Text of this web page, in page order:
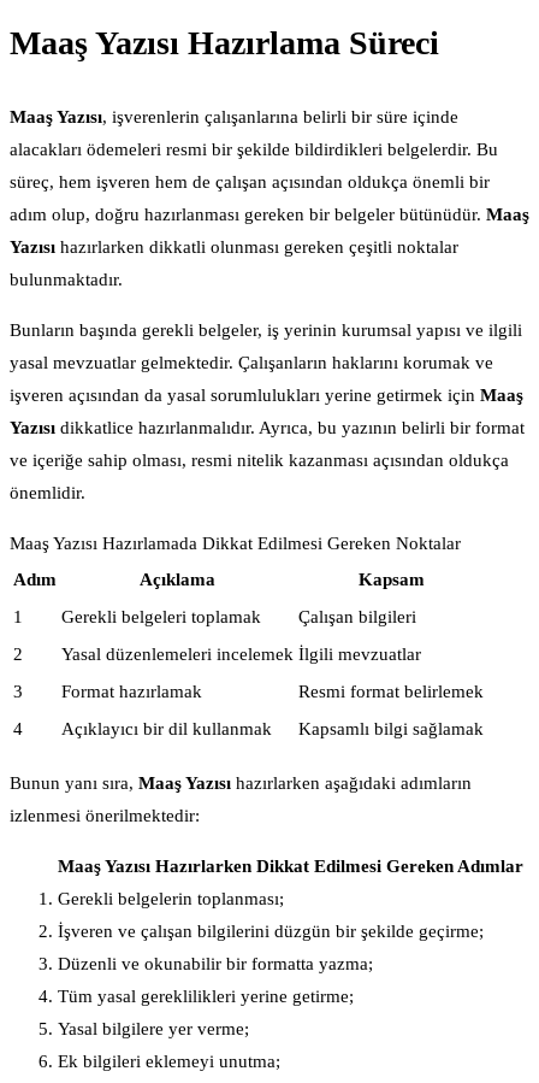
Maaş Yazısı Hazırlama Süreci
Maaş Yazısı, işverenlerin çalışanlarına belirli bir süre içinde
alacakları ödemeleri resmi bir şekilde bildirdikleri belgelerdir. Bu
süreç, hem işveren hem de çalışan açısından oldukça önemli bir
adım olup, doğru hazırlanması gereken bir belgeler bütünüdür. Maaş
Yazısı hazırlarken dikkatli olunması gereken çeşitli noktalar
bulunmaktadır.
Bunların başında gerekli belgeler, iş yerinin kurumsal yapısı ve ilgili
yasal mevzuatlar gelmektedir. Çalışanların haklarını korumak ve
işveren açısından da yasal sorumlulukları yerine getirmek için Maaş
Yazısı dikkatlice hazırlanmalıdır. Ayrıca, bu yazının belirli bir format
ve içeriğe sahip olması, resmi nitelik kazanması açısından oldukça
önemlidir.
Maaş Yazısı Hazırlamada Dikkat Edilmesi Gereken Noktalar
Adım
Açıklama
Kapsam
1
Gerekli belgeleri toplamak
Çalışan bilgileri
2
Yasal düzenlemeleri incelemek İlgili mevzuatlar
3
Format hazırlamak
Resmi format belirlemek
4
Açıklayıcı bir dil kullanmak Kapsamlı bilgi sağlamak
Bunun yanı sıra, Maaş Yazısı hazırlarken aşağıdaki adımların
izlenmesi önerilmektedir:
Maaş Yazısı Hazırlarken Dikkat Edilmesi Gereken Adımlar
Gerekli belgelerin toplanması;
İşveren ve çalışan bilgilerini düzgün bir şekilde geçirme;
Düzenli ve okunabilir bir formatta yazma;
Tüm yasal gereklilikleri yerine getirme;
Yasal bilgilere yer verme;
Ek bilgileri eklemeyi unutma;